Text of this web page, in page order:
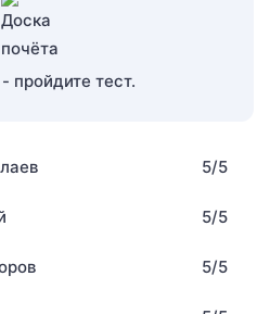
пройдите тест.
5/5
5/5
5/5